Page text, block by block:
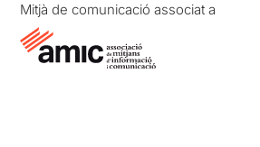
Mitjà de comunicació associat a